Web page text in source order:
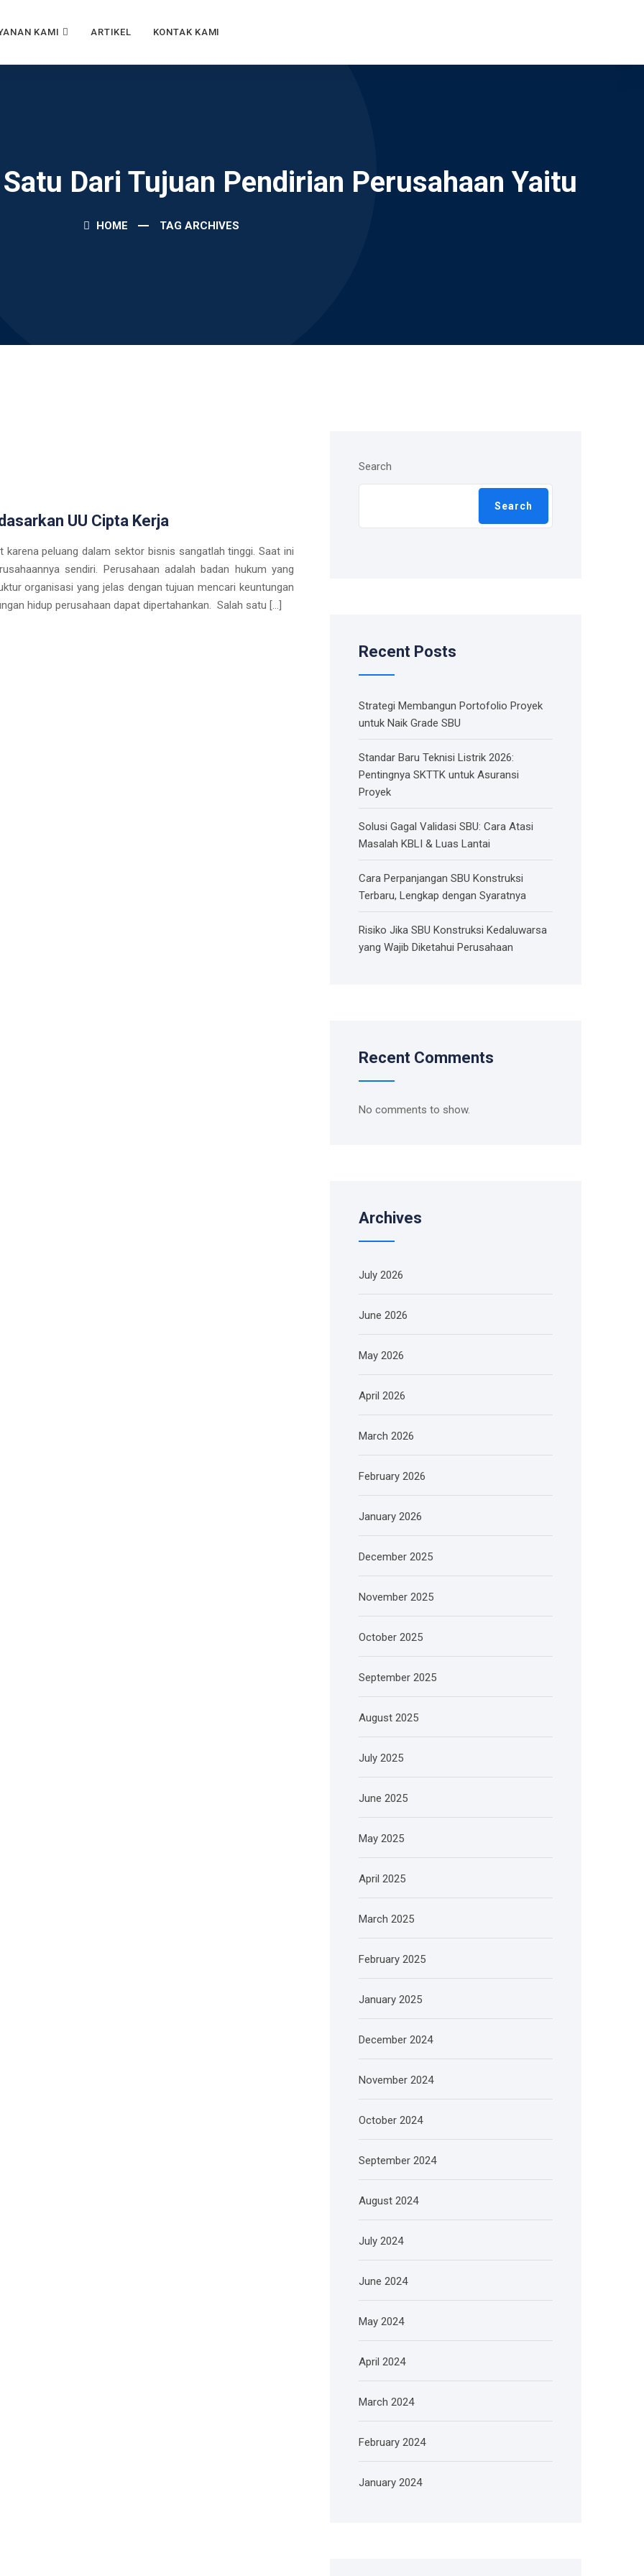
KAMI ARTIKEL KONTAK KAMI
Dari Tujuan Pendirian Perusahaan Yaitu
HOME TAG ARCHIVES
UU Cipta Kerja
peluang dalam sektor bisnis sangatlah tinggi. Saat ini
sendiri. Perusahaan adalah badan hukum yang
organisasi yang jelas dengan tujuan mencari keuntungan
hidup perusahaan dapat dipertahankan. Salah satu […]
Search
Search
Recent Posts
Strategi Membangun Portofolio Proyek
untuk Naik Grade SBU
Standar Baru Teknisi Listrik 2026:
Pentingnya SKTTK untuk Asuransi
Proyek
Solusi Gagal Validasi SBU: Cara Atasi
Masalah KBLI & Luas Lantai
Cara Perpanjangan SBU Konstruksi
Terbaru, Lengkap dengan Syaratnya
Risiko Jika SBU Konstruksi Kedaluwarsa
yang Wajib Diketahui Perusahaan
Recent Comments
No comments to show.
Archives
July 2026
June 2026
May 2026
April 2026
March 2026
February 2026
January 2026
December 2025
November 2025
October 2025
September 2025
August 2025
July 2025
June 2025
May 2025
April 2025
March 2025
February 2025
January 2025
December 2024
November 2024
October 2024
September 2024
August 2024
July 2024
June 2024
May 2024
April 2024
March 2024
February 2024
January 2024